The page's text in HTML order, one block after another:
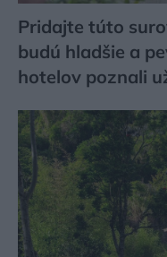
Pridajte túto
budú hladšie a
hotelov poznali